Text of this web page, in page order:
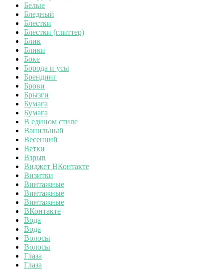
Белые
Бледный
Блестки
Блестки (глиттер)
Блик
Блики
Боке
Борода и усы
Брендинг
Брови
Брызги
Бумага
Бумага
В едином стиле
Ванильный
Весенний
Ветки
Взрыв
Виджет ВКонтакте
Визитки
Винтажные
Винтажные
Винтажные
ВКонтакте
Вода
Вода
Волосы
Волосы
Глаза
Глаза